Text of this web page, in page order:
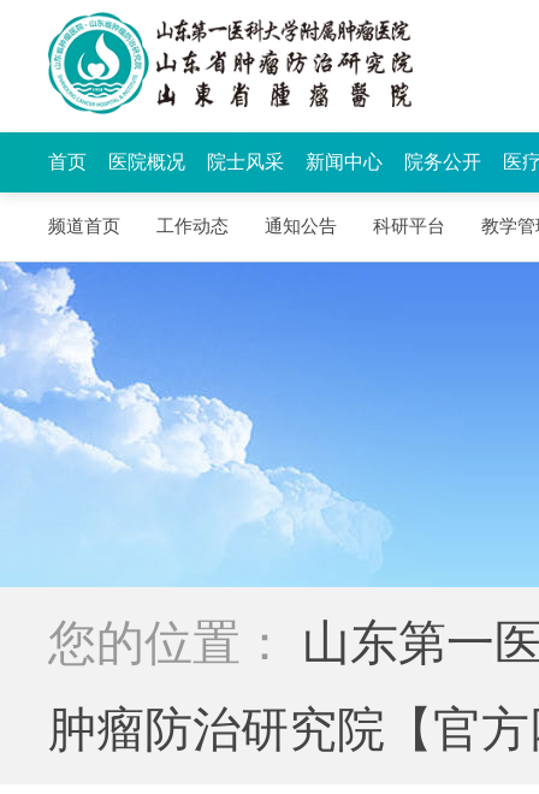
首页 医院概况 院士风采 新闻中心 院务公开 医
频道首页 工作动态 通知公告 科研平台 教学管
您的位置：
山东第一
肿瘤防治研究院【官